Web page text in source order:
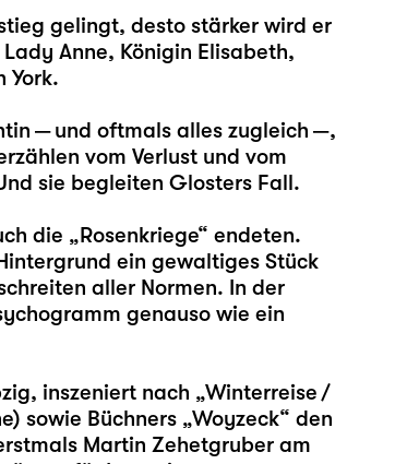
gelingt, desto stärker wird er
Anne, Königin Elisabeth,
York.
— und oftmals alles zugleich —,
vom Verlust und vom
sie begleiten Glosters Fall.
die „Rosenkriege“ endeten.
ein gewaltiges Stück
aller Normen. In der
genauso wie ein
inszeniert nach „Winterreise /
sowie Büchners „Woyzeck“ den
Martin Zehetgruber am